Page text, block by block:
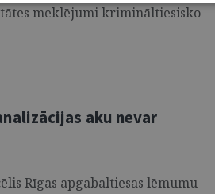
meklējumi krimināltiesisko
aku nevar
Rīgas apgabaltiesas lēmumu